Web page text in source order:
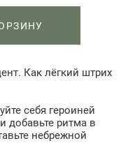
Как лёгкий штрих
себя героиней
добавьте ритма в
небрежной